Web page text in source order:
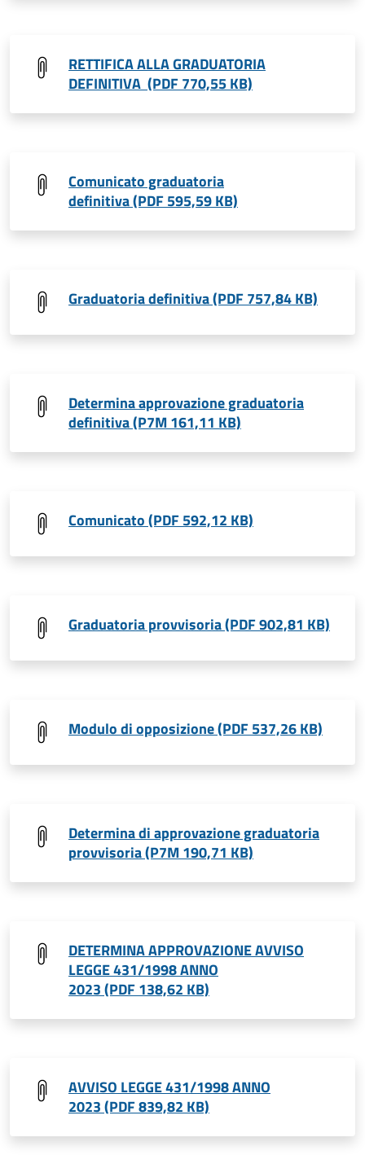
RETTIFICA ALLA GRADUATORIA
DEFINITIVA (PDF 770,55 KB)
Comunicato graduatoria
definitiva (PDF 595,59 KB)
Graduatoria definitiva (PDF 757,84 KB)
Determina approvazione graduatoria
definitiva (P7M 161,11 KB)
Comunicato (PDF 592,12 KB)
Graduatoria provvisoria (PDF 902,81 KB)
Modulo di opposizione (PDF 537,26 KB)
Determina di approvazione graduatoria
provvisoria (P7M 190,71 KB)
DETERMINA APPROVAZIONE AVVISO
LEGGE 431/1998 ANNO
2023 (PDF 138,62 KB)
AVVISO LEGGE 431/1998 ANNO
2023 (PDF 839,82 KB)